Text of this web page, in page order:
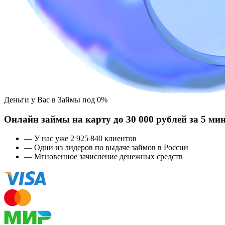
Деньги у Вас в Займы под 0%
Онлайн займы на карту до 30 000 рублей за 5
— У нас уже 2 925 840 клиентов
— Одни из лидеров по выдаче займов в России
— Мгновенное зачисление денежных средств